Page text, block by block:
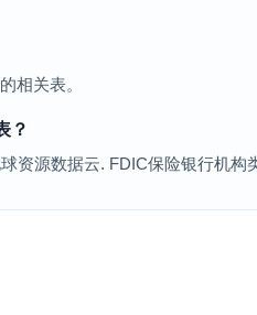
相关表。
？
资源数据云. FDIC保险银行机构